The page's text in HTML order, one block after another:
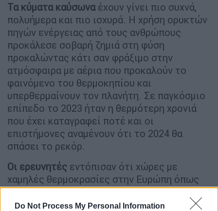
Do Not Process My Personal Information
Τα κύματα καύσωναέχουν γίνει πιο συχνά,
πολυήμερα και πιο ισχυρά. Η χρήση ορυκτών
πηγών ενέργειας από τους ανθρώπους
προκάλεσε σοβαρή ζημιά στη φύση
προκαλώντας κάτι σαν φράξιμο στην
ατμόσφαιρα με αέρια που προκαλούν το
φαινόμενο του θερμοκηπίου και
υπερθερμαίνουν τον πλανήτη. Σε παγκόσμιο
επίπεδο το 2023 ήταν η θερμότερη χρονιά
που έχει καταγραφεί ποτέ και οι
επιστήμονες αναμένουν ότι το 2024 θα
σπάσει το ρεκόρ.
Οι ερευνητές εντόπισαν ότι χώρες με
χαμηλές θερμοκρασίες στην Ευρώπη όπως
το Ηνωμένο Βασίλειο, η Νορβηγία και η
Ελβετία θα αντιμετωπίσουν σύντομα